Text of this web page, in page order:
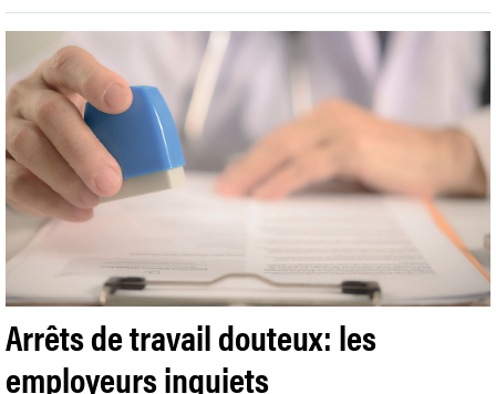
Arrêts de travail douteux: les
employeurs inquiets